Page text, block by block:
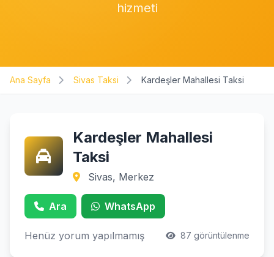
hizmeti
Ana Sayfa Sivas Taksi Kardeşler Mahallesi Taksi
Kardeşler Mahallesi
Taksi
Sivas, Merkez
Ara WhatsApp
Henüz yorum yapılmamış 87 görüntülenme